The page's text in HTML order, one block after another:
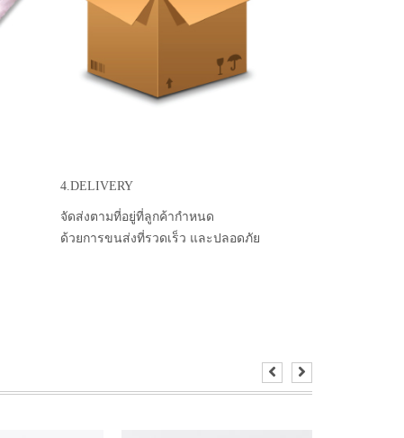
4.DELIVERY
จัดส่งตามที่อยู่ที่ลูกค้ากำหนด
ด้วยการขนส่งที่รวดเร็ว และปลอดภัย